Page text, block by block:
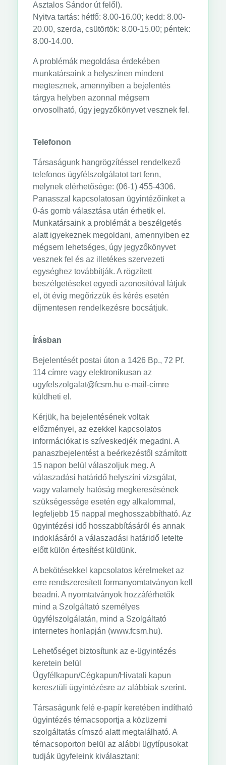
Asztalos Sándor út felől).
Nyitva tartás: hétfő: 8.00-16.00; kedd: 8.00-
20.00, szerda, csütörtök: 8.00-15.00; péntek:
8.00-14.00.
A problémák megoldása érdekében
munkatársaink a helyszínen mindent
megtesznek, amennyiben a bejelentés
tárgya helyben azonnal mégsem
orvosolható, úgy jegyzőkönyvet vesznek fel.
Telefonon
Társaságunk hangrögzítéssel rendelkező
telefonos ügyfélszolgálatot tart fenn,
melynek elérhetősége: (06-1) 455-4306.
Panasszal kapcsolatosan ügyintézőinket a
0-ás gomb választása után érhetik el.
Munkatársaink a problémát a beszélgetés
alatt igyekeznek megoldani, amennyiben ez
mégsem lehetséges, úgy jegyzőkönyvet
vesznek fel és az illetékes szervezeti
egységhez továbbítják. A rögzített
beszélgetéseket egyedi azonosítóval látjuk
el, öt évig megőrizzük és kérés esetén
díjmentesen rendelkezésre bocsátjuk.
Írásban
Bejelentését postai úton a 1426 Bp., 72 Pf.
114 címre vagy elektronikusan az
ugyfelszolgalat@fcsm.hu e-mail-címre
küldheti el.
Kérjük, ha bejelentésének voltak
előzményei, az ezekkel kapcsolatos
információkat is szíveskedjék megadni. A
panaszbejelentést a beérkezéstől számított
15 napon belül válaszoljuk meg. A
válaszadási határidő helyszíni vizsgálat,
vagy valamely hatóság megkeresésének
szükségessége esetén egy alkalommal,
legfeljebb 15 nappal meghosszabbítható. Az
ügyintézési idő hosszabbításáról és annak
indoklásáról a válaszadási határidő letelte
előtt külön értesítést küldünk.
A bekötésekkel kapcsolatos kérelmeket az
erre rendszeresített formanyomtatványon kell
beadni. A nyomtatványok hozzáférhetők
mind a Szolgáltató személyes
ügyfélszolgálatán, mind a Szolgáltató
internetes honlapján (www.fcsm.hu).
Lehetőséget biztosítunk az e-ügyintézés
keretein belül
Ügyfélkapun/Cégkapun/Hivatali kapun
keresztüli ügyintézésre az alábbiak szerint.
Társaságunk felé e-papír keretében indítható
ügyintézés témacsoportja a közüzemi
szolgáltatás címszó alatt megtalálható. A
témacsoporton belül az alábbi ügytípusokat
tudják ügyfeleink kiválasztani: